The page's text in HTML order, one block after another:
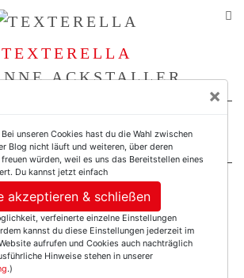
TEXTERELLA
ACKSTALLER
Not Girls.
mit dem
×
unseren Cookies hast du die Wahl zwischen
Blog nicht läuft und weiteren, über deren
würden, weil es uns das Bereitstellen eines
Du kannst jetzt einfach
akzeptieren & schließen
verfeinerte einzelne Einstellungen
kannst du diese Einstellungen jederzeit im
aufrufen und Cookies auch nachträglich
Hinweise stehen in unserer
.)